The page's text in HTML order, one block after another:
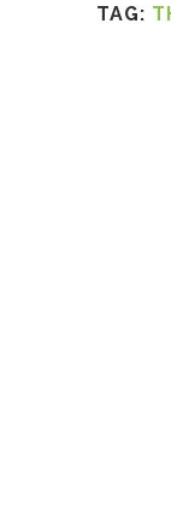
TAG: